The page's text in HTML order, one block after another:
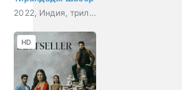
2022, Индия, триллер, детектив
HD